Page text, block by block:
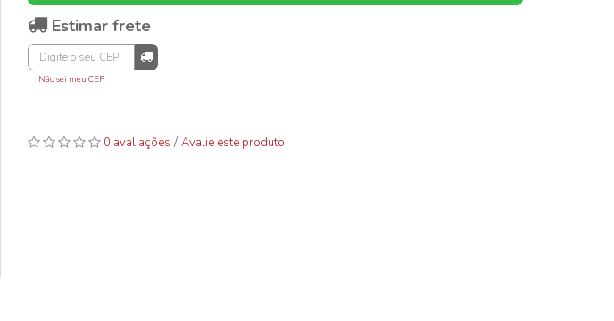
Estimar frete
Não sei meu CEP
0 avaliações /Avalie este produto